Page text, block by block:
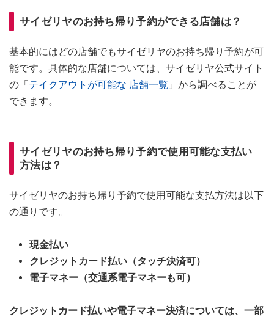
サイゼリヤのお持ち帰り予約ができる店舗は？
基本的にはどの店舗でもサイゼリヤのお持ち帰り予約が可
能です。具体的な店舗については、サイゼリヤ公式サイト
の「テイクアウトが可能な 店舗一覧 」から調べることが
できます。
サイゼリヤのお持ち帰り予約で使用可能な支払い
方法は？
サイゼリヤのお持ち帰り予約で使用可能な支払方法は以下
の通りです。
現金払い
クレジットカード払い（タッチ決済可）
電子マネー（交通系電子マネーも可）
クレジットカード払いや電子マネー決済については、一部